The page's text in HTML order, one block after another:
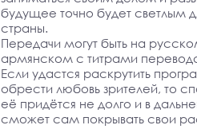
будущее точно будет светлым
страны.
Передачи могут быть на
армянском с титрами
Если удастся раскрутить
обрести любовь зрителей, то
её придётся не долго и в
сможет сам покрывать свои